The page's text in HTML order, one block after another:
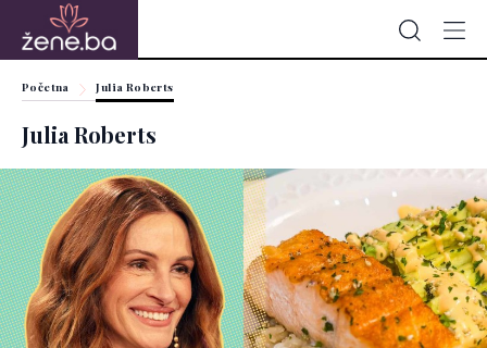
Početna Julia Roberts
Julia Roberts